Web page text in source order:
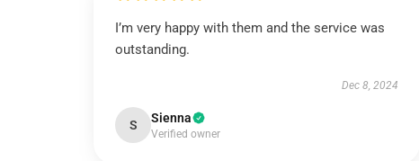
I’m very happy with them and the service was
outstanding.
Dec 8, 2024
S Sienna
Verified owner